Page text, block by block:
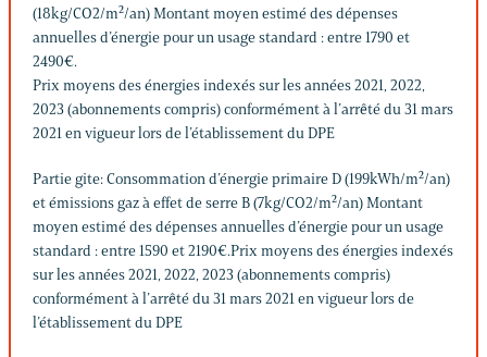
(18kg/CO2/m²/an) Montant moyen estimé des dépenses
annuelles d’énergie pour un usage standard : entre 1790 et
2490€.
Prix moyens des énergies indexés sur les années 2021, 2022,
2023 (abonnements compris) conformément à l’arrêté du 31 mars
2021 en vigueur lors de l’établissement du DPE
Partie gite: Consommation d’énergie primaire D (199kWh/m²/an)
et émissions gaz à effet de serre B (7kg/CO2/m²/an) Montant
moyen estimé des dépenses annuelles d’énergie pour un usage
standard : entre 1590 et 2190€.Prix moyens des énergies indexés
sur les années 2021, 2022, 2023 (abonnements compris)
conformément à l’arrêté du 31 mars 2021 en vigueur lors de
l’établissement du DPE